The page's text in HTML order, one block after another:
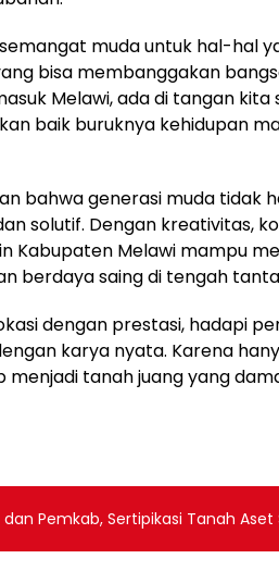
muda untuk hal-hal
bisa membanggakan
Melawi, ada di tangan
baik buruknya kehidupan
bahwa generasi muda tidak
solutif. Dengan kreativitas,
Kabupaten Melawi mampu
berdaya saing di tengah
dengan prestasi, hadapi
karya nyata. Karena
tanah juang yang
Pemkab, Sertipikasi Tanah